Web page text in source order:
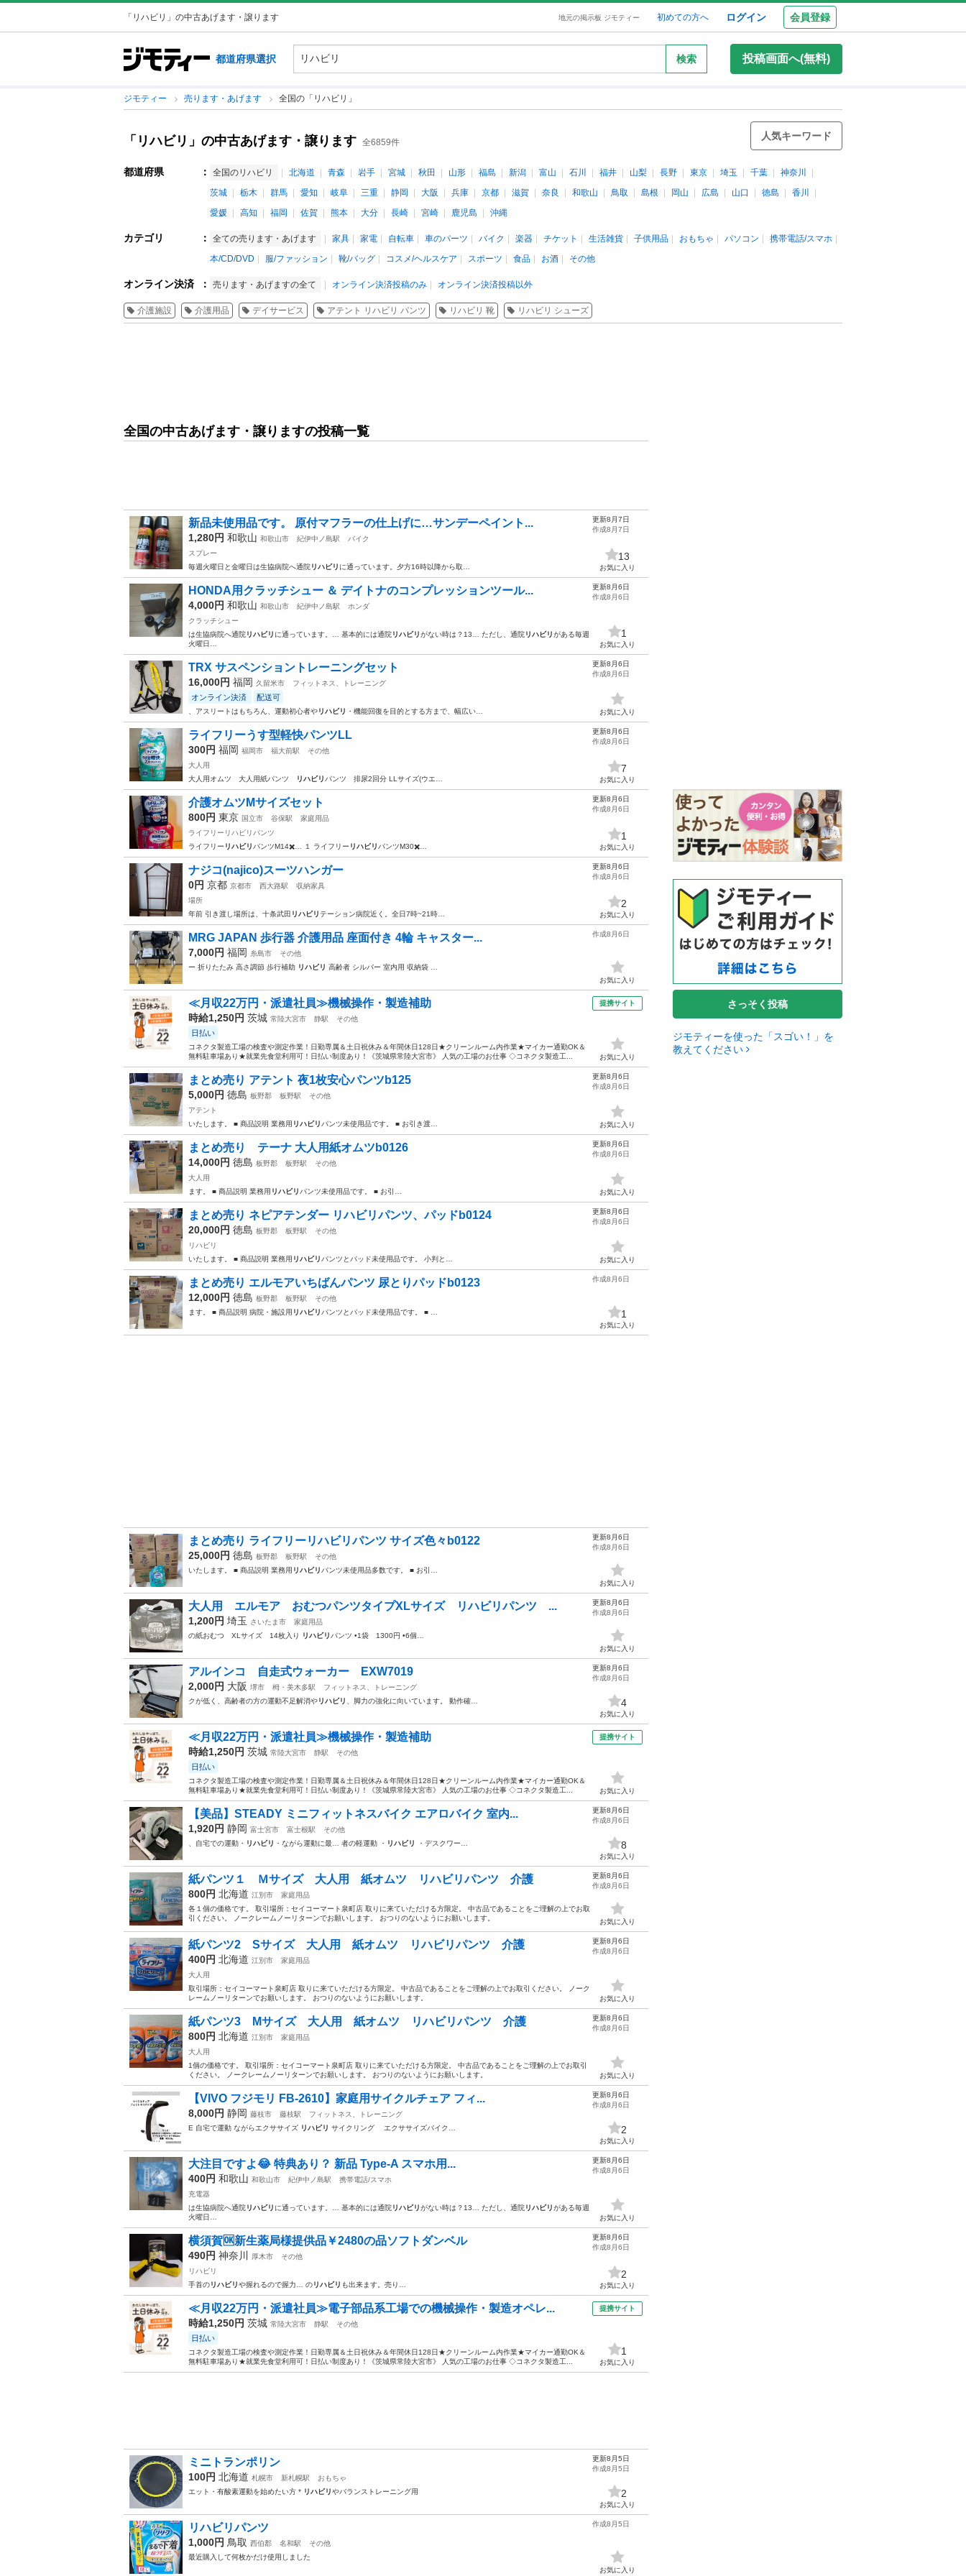
「リハビリ」の中古あげます・譲ります 地元の掲示板 ジモティー 初めての方へ ログイン 会員登録
都道府県選択 検索 投稿画面へ(無料)
ジモティー 売ります・あげます 全国の「リハビリ」
「リハビリ」の中古あげます・譲ります 全6859件
人気キーワード
都道府県 ： 全国のリハビリ 北海道 青森 岩手 宮城 秋田 山形 福島 新潟 富山 石川 福井 山梨 長野 東京 埼玉 千葉
神奈川
茨城
栃木 群馬 愛知 岐阜 三重 静岡 大阪 兵庫 京都 滋賀 奈良 和歌山 鳥取 島根 岡山 広島 山口 徳島
香川
愛媛
高知 福岡 佐賀 熊本 大分 長崎 宮崎 鹿児島 沖縄
カテゴリ ： 全ての売ります・あげます 家具 家電 自転車 車のパーツ バイク 楽器 チケット 生活雑貨 子供用品 おもちゃ パソコン
携帯電話/スマホ
本/CD/DVD
服/ファッション 靴/バッグ コスメ/ヘルスケア スポーツ 食品 お酒 その他
オンライン決済 ： 売ります・あげますの全て オンライン決済投稿のみ オンライン決済投稿以外
介護施設 介護用品 デイサービス アテント リハビリ パンツ リハビリ 靴 リハビリ シューズ
全国の中古あげます・譲りますの投稿一覧
新品未使用品です。 原付マフラーの仕上げに…サンデーペイント...
1,280円 和歌山 和歌山市 紀伊中ノ島駅
バイク
スプレー
毎週火曜日と金曜日は生協病院へ通院リハビリ に通っています。夕方16時以降から取…
更新8月7日
作成8月7日
13
お気に入り
HONDA用クラッチシュー ＆ デイトナのコンプレッションツール...
4,000円 和歌山 和歌山市 紀伊中ノ島駅
ホンダ
クラッチシュー
は生協病院へ通院リハビリ に通っています。… 基本的には通院リハビリがない時は？13… ただし、通院リハビリがある毎週
火曜日…
更新8月6日
作成8月6日
1
お気に入り
TRX サスペンショントレーニングセット
16,000円 福岡 久留米市 フィットネス、トレーニング
オンライン決済 配送可
、アスリートはもちろん、運動初心者やリハビリ ・機能回復を目的とする方まで、幅広い…
更新8月6日
作成8月6日
お気に入り
ライフリーうす型軽快パンツLL
300円 福岡 福岡市 福大前駅
その他
大人用
大人用オムツ 大人用紙パンツ
リハビリ パンツ 排尿2回分 LLサイズ(ウエ…
更新8月6日
作成8月6日
7
お気に入り
介護オムツMサイズセット
800円 東京 国立市 谷保駅
家庭用品
ライフリーリハビリパンツ
ライフリー リハビリ パンツM14✖️… １ ライフリー リハビリ パンツM30✖️…
更新8月6日
作成8月6日
1
お気に入り
ナジコ(najico)スーツハンガー
0円 京都 京都市 西大路駅
収納家具
場所
年前 引き渡し場所は、十条武田 リハビリ テーション病院近く。全日7時~21時…
更新8月6日
作成8月6日
2
お気に入り
MRG JAPAN 歩行器 介護用品 座面付き 4輪 キャスター...
7,000円 福岡 糸島市
その他
ー 折りたたみ 高さ調節 歩行補助 リハビリ 高齢者 シルバー 室内用 収納袋 …
作成8月6日
お気に入り
≪月収22万円・派遣社員≫機械操作・製造補助
時給1,250円 茨城 常陸大宮市 静駅 その他
日払い
コネクタ製造工場の検査や測定作業！日勤専属＆土日祝休み＆年間休日128日★クリーンルーム内作業★マイカー通勤OK＆
無料駐車場あり★就業先食堂利用可！日払い制度あり！《茨城県常陸大宮市》 人気の工場のお仕事 ◇コネクタ製造工...
提携サイト
お気に入り
まとめ売り アテント 夜1枚安心パンツb125
5,000円 徳島 板野郡 板野駅
その他
アテント
いたします。 ■ 商品説明 業務用 リハビリ パンツ未使用品です。 ■ お引き渡…
更新8月6日
作成8月6日
お気に入り
まとめ売り テーナ 大人用紙オムツb0126
14,000円 徳島 板野郡 板野駅
その他
大人用
ます。 ■ 商品説明 業務用 リハビリ パンツ未使用品です。 ■ お引…
更新8月6日
作成8月6日
お気に入り
まとめ売り ネピアテンダー リハビリパンツ、パッドb0124
20,000円 徳島 板野郡 板野駅
その他
リハビリ
いたします。 ■ 商品説明 業務用 リハビリ パンツとパッド未使用品です。 小判と…
更新8月6日
作成8月6日
お気に入り
まとめ売り エルモアいちばんパンツ 尿とりパッドb0123
12,000円 徳島 板野郡 板野駅
その他
ます。 ■ 商品説明 病院・施設用 リハビリ パンツとパッド未使用品です。 ■ …
作成8月6日
1
お気に入り
まとめ売り ライフリーリハビリパンツ サイズ色々b0122
25,000円 徳島 板野郡 板野駅
その他
いたします。 ■ 商品説明 業務用 リハビリ パンツ未使用品多数です。 ■ お引…
更新8月6日
作成8月6日
お気に入り
大人用 エルモア おむつパンツタイプXLサイズ リハビリパンツ ...
1,200円 埼玉 さいたま市
家庭用品
の紙おむつ XLサイズ 14枚入り
リハビリ パンツ •1袋 1300円 •6個…
更新8月6日
作成8月6日
お気に入り
アルインコ 自走式ウォーカー EXW7019
2,000円 大阪 堺市 栂・美木多駅
フィットネス、トレーニング
クが低く、高齢者の方の運動不足解消やリハビリ 、脚力の強化に向いています。 動作確…
更新8月6日
作成8月6日
4
お気に入り
≪月収22万円・派遣社員≫機械操作・製造補助
時給1,250円 茨城 常陸大宮市 静駅 その他
日払い
コネクタ製造工場の検査や測定作業！日勤専属＆土日祝休み＆年間休日128日★クリーンルーム内作業★マイカー通勤OK＆
無料駐車場あり★就業先食堂利用可！日払い制度あり！《茨城県常陸大宮市》 人気の工場のお仕事 ◇コネクタ製造工...
提携サイト
お気に入り
【美品】STEADY ミニフィットネスバイク エアロバイク 室内...
1,920円 静岡 富士宮市 富士根駅
その他
、自宅での運動・ リハビリ ・ながら運動に最… 者の軽運動 ・ リハビリ ・デスクワー…
更新8月6日
作成8月6日
8
お気に入り
紙パンツ１ Ｍサイズ 大人用 紙オムツ リハビリパンツ 介護
800円 北海道 江別市
家庭用品
各１個の価格です。 取引場所：セイコーマート泉町店 取りに来ていただける方限定。 中古品であることをご理解の上でお取
引ください。 ノークレームノーリターンでお願いします。 おつりのないようにお願いします。
更新8月6日
作成8月6日
お気に入り
紙パンツ2 Sサイズ 大人用 紙オムツ リハビリパンツ 介護
400円 北海道 江別市
家庭用品
大人用
取引場所：セイコーマート泉町店 取りに来ていただける方限定。 中古品であることをご理解の上でお取引ください。 ノーク
レームノーリターンでお願いします。 おつりのないようにお願いします。
更新8月6日
作成8月6日
お気に入り
紙パンツ3 Mサイズ 大人用 紙オムツ リハビリパンツ 介護
800円 北海道 江別市
家庭用品
大人用
1個の価格です。 取引場所：セイコーマート泉町店 取りに来ていただける方限定。 中古品であることをご理解の上でお取引
ください。 ノークレームノーリターンでお願いします。 おつりのないようにお願いします。
更新8月6日
作成8月6日
お気に入り
【VIVO フジモリ FB-2610】家庭用サイクルチェア フィ...
8,000円 静岡 藤枝市 藤枝駅
フィットネス、トレーニング
E 自宅で運動 ながらエクササイズ リハビリ サイクリング エクササイズバイク…
更新8月6日
作成8月6日
2
お気に入り
大注目ですよ😂 特典あり？ 新品 Type-A スマホ用...
400円 和歌山 和歌山市 紀伊中ノ島駅
携帯電話/スマホ
充電器
は生協病院へ通院リハビリ に通っています。… 基本的には通院リハビリがない時は？13… ただし、通院リハビリがある毎週
火曜日…
更新8月6日
作成8月6日
お気に入り
横須賀🆗新生薬局様提供品￥2480の品ソフトダンベル
490円 神奈川 厚木市
その他
リハビリ
手首のリハビリや握れるので握力… のリハビリ も出来ます。売り…
更新8月6日
作成8月6日
2
お気に入り
≪月収22万円・派遣社員≫電子部品系工場での機械操作・製造オペレ...
時給1,250円 茨城 常陸大宮市 静駅 その他
日払い
コネクタ製造工場の検査や測定作業！日勤専属＆土日祝休み＆年間休日128日★クリーンルーム内作業★マイカー通勤OK＆
無料駐車場あり★就業先食堂利用可！日払い制度あり！《茨城県常陸大宮市》 人気の工場のお仕事 ◇コネクタ製造工...
提携サイト
1
お気に入り
ミニトランポリン
100円 北海道 札幌市 新札幌駅
おもちゃ
エット・有酸素運動を始めたい方 * リハビリやバランストレーニング用
更新8月5日
作成8月5日
2
お気に入り
リハビリパンツ
1,000円 鳥取 西伯郡 名和駅
その他
最近購入して何枚かだけ使用しました
作成8月5日
お気に入り
さっそく投稿
ジモティーを使った「スゴい！」を
教えてください